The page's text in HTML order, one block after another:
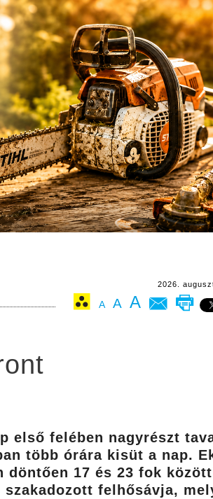
2026.
A A A
első felében nagyrészt
több órára kisüt a nap.
döntően 17 és 23 fok
felhősávja,